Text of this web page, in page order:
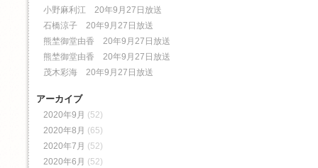
小野麻利江 20年9月27日放送
石橋涼子 20年9月27日放送
熊埜御堂由香 20年9月27日放送
熊埜御堂由香 20年9月27日放送
茂木彩海 20年9月27日放送
アーカイブ
2020年9月 (52)
2020年8月 (65)
2020年7月 (52)
2020年6月 (52)